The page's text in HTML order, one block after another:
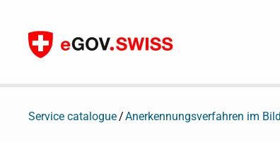
To content
Service catalogue Anerkennungsverfahren im